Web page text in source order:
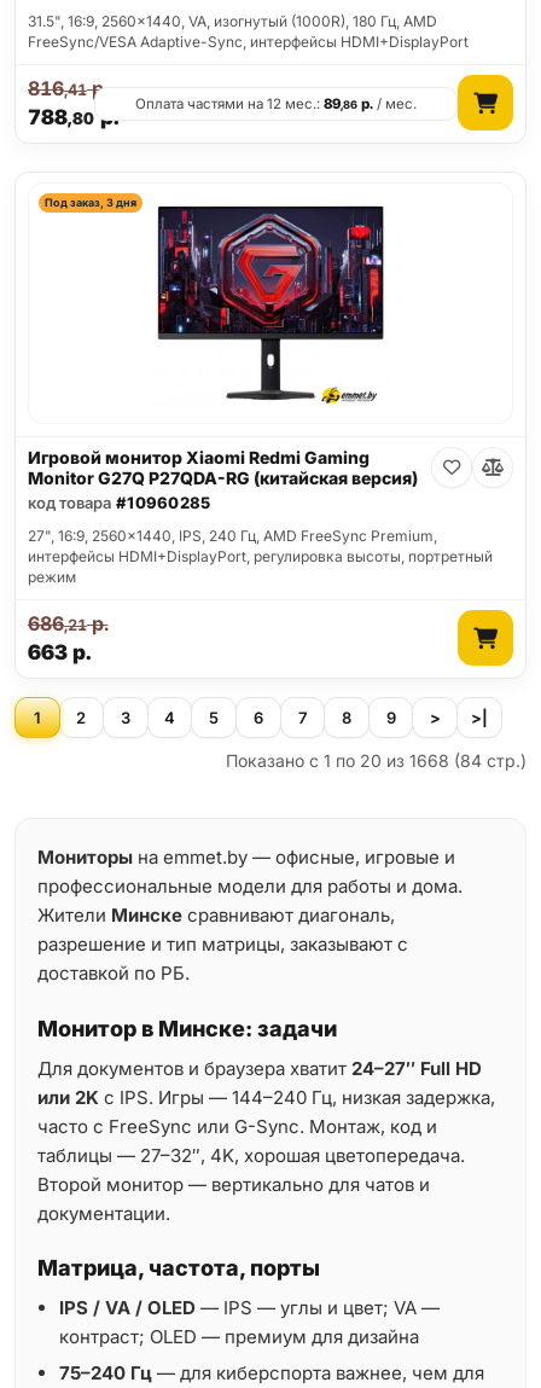
31.5", 16:9, 2560x1440, VA, изогнутый (1000R), 180 Гц, AMD
FreeSync/VESA Adaptive-Sync, интерфейсы HDMI+DisplayPort
788,80р.
816,41р.
Оплата частями на 12 мес.:89,86 р. / мес.
Под заказ, 3 дня
Игровой монитор Xiaomi Redmi Gaming
Monitor G27Q P27QDA-RG (китайская версия)
код товара #10960285
27", 16:9, 2560x1440, IPS, 240 Гц, AMD FreeSync Premium,
интерфейсы HDMI+DisplayPort, регулировка высоты, портретный
режим
663р.
686,21р.
1 2 3 4 5 6 7 8 9 > >|
Показано с 1 по 20 из 1668 (84 стр.)
Мониторы на emmet.by — офисные, игровые и
профессиональные модели для работы и дома.
Жители Минске сравнивают диагональ,
разрешение и тип матрицы, заказывают с
доставкой по РБ.
Монитор в Минске: задачи
Для документов и браузера хватит 24–27″ Full HD
или 2K с IPS. Игры — 144–240 Гц, низкая задержка,
часто с FreeSync или G-Sync. Монтаж, код и
таблицы — 27–32″, 4K, хорошая цветопередача.
Второй монитор — вертикально для чатов и
документации.
Матрица, частота, порты
IPS / VA / OLED — IPS — углы и цвет; VA —
контраст; OLED — премиум для дизайна
75–240 Гц — для киберспорта важнее, чем для